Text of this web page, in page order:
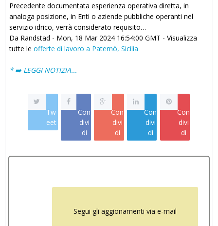
Precedente documentata esperienza operativa diretta, in
analoga posizione, in Enti o aziende pubbliche operanti nel
servizio idrico, verrà considerato requisito…
Da Randstad - Mon, 18 Mar 2024 16:54:00 GMT - Visualizza
tutte le offerte di lavoro a Paternò, Sicilia
* ➡️ LEGGI NOTIZIA...
Tw
eet
Con
divi
di
Con
divi
di
Con
divi
di
Con
divi
di
Segui gli aggionamenti via e-mail